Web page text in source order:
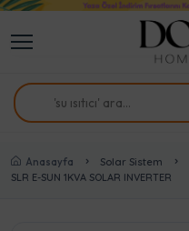
Anasayfa Solar Sistem
SLR E-SUN 1KVA SOLAR INVERTER